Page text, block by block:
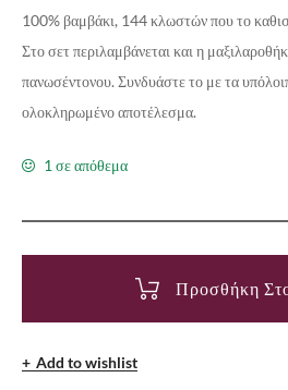
100% βαμβάκι, 144 κλωστών που το
Στο σετ περιλαμβάνεται και η
πανωσέντονου. Συνδυάστε το με τα
ολοκληρωμένο αποτέλεσμα.
1 σε απόθεμα
Προσθήκη
Add to wishlist